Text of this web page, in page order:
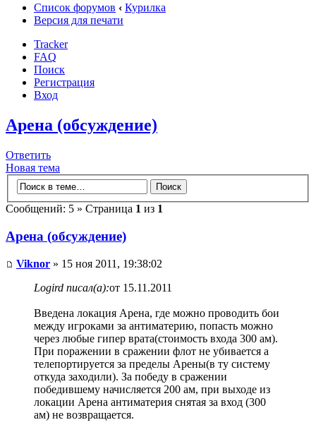
Список форумов ‹ Курилка
Версия для печати
Tracker
FAQ
Поиск
Регистрация
Вход
Арена (обсуждение)
Ответить
Новая тема
Сообщений: 5 » Страница 1 из 1
Арена (обсуждение)
Viknor » 15 ноя 2011, 19:38:02
Logird писал(а):от 15.11.2011
Введена локация Арена, где можно проводить бои
между игроками за антиматерию, попасть можно
через любые гипер врата(стоимость входа 300 ам).
При поражении в сражении флот не убивается а
телепортируется за пределы Арены(в ту систему
откуда заходили). За победу в сражении
победившему начисляется 200 ам, при выходе из
локации Арена антиматерия снятая за вход (300
ам) не возвращается.